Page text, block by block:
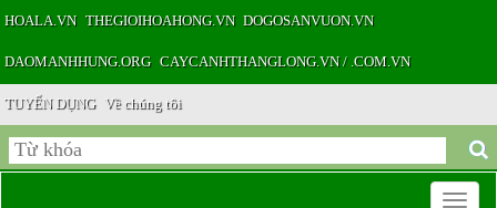
HOALA.VN THEGIOIHOAHONG.VN DOGOSANVUON.VN
DAOMANHHUNG.ORG CAYCANHTHANGLONG.VN / .COM.VN
TUYỂN DỤNG Về chúng tôi